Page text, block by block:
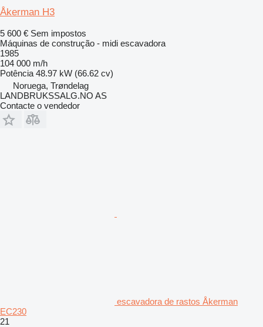
Åkerman H3
5 600 € Sem impostos
Máquinas de construção - midi escavadora
1985
104 000 m/h
Potência 48.97 kW (66.62 cv)
Noruega, Trøndelag
LANDBRUKSSALG.NO AS
Contacte o vendedor
escavadora de rastos Åkerman
EC230
21